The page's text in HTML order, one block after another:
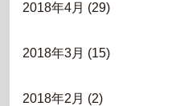
2018年4月 (29)
2018年3月 (15)
2018年2月 (2)